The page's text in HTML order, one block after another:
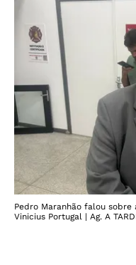
Pedro Maranhão falou
Vinicius Portugal | Ag. A